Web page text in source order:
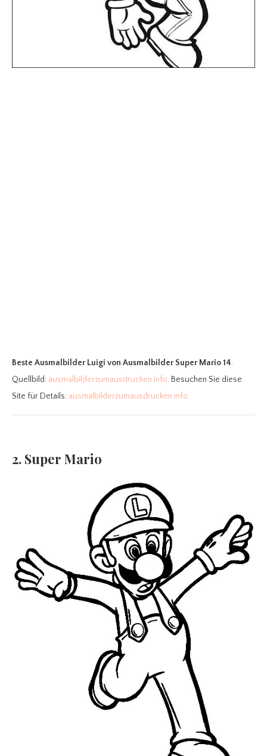
Beste Ausmalbilder Luigi von Ausmalbilder Super Mario 14.
Quellbild: ausmalbilderzumausdrucken.info. Besuchen Sie diese
Site für Details: ausmalbilderzumausdrucken.info
2. Super Mario